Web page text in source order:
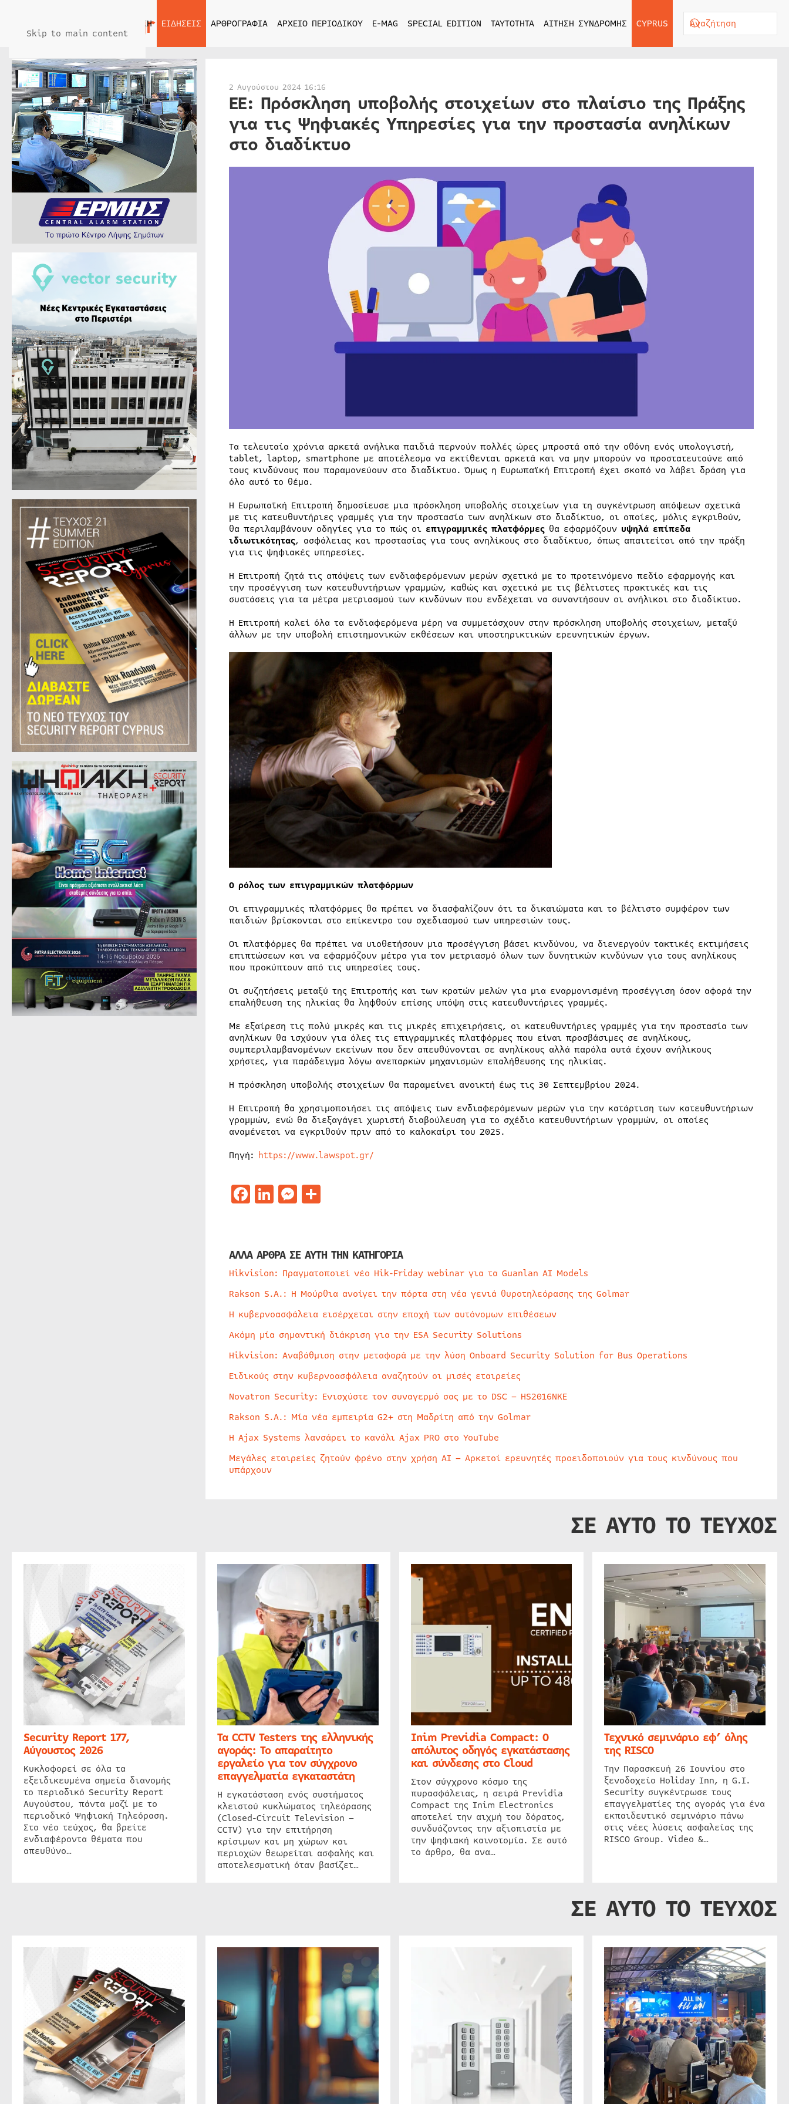
Skip to main content
ΑΡΧΙΚΗ ΕΙΔΗΣΕΙΣ ΑΡΘΡΟΓΡΑΦΙΑ ΑΡΧΕΙΟ ΠΕΡΙΟΔΙΚΟΥ E-MAG SPECIAL EDITION ΤΑΥΤΟΤΗΤΑ ΑΙΤΗΣΗ ΣΥΝΔΡΟΜΗΣ CYPRUS
2 Αυγούστου 2024 16:16
ΕΕ: Πρόσκληση υποβολής στοιχείων στο πλαίσιο της Πράξης
για τις Ψηφιακές Υπηρεσίες για την προστασία ανηλίκων
στο διαδίκτυο
Τα τελευταία χρόνια αρκετά ανήλικα παιδιά περνούν πολλές ώρες μπροστά από την οθόνη ενός υπολογιστή,
tablet, laptop, smartphone με αποτέλεσμα να εκτίθενται αρκετά και να μην μπορούν να προστατευτούνε από
τους κινδύνους που παραμονεύουν στο διαδίκτυο. Όμως η Ευρωπαϊκή Επιτροπή έχει σκοπό να λάβει δράση για
όλο αυτό το θέμα.
Η Ευρωπαϊκή Επιτροπή δημοσίευσε μια πρόσκληση υποβολής στοιχείων για τη συγκέντρωση απόψεων σχετικά
με τις κατευθυντήριες γραμμές για την προστασία των ανηλίκων στο διαδίκτυο, οι οποίες, μόλις εγκριθούν,
θα περιλαμβάνουν οδηγίες για το πώς οι επιγραμμικές πλατφόρμες θα εφαρμόζουν υψηλά επίπεδα
ιδιωτικότητας, ασφάλειας και προστασίας για τους ανηλίκους στο διαδίκτυο, όπως απαιτείται από την πράξη
για τις ψηφιακές υπηρεσίες.
Η Επιτροπή ζητά τις απόψεις των ενδιαφερόμενων μερών σχετικά με το προτεινόμενο πεδίο εφαρμογής και
την προσέγγιση των κατευθυντήριων γραμμών, καθώς και σχετικά με τις βέλτιστες πρακτικές και τις
συστάσεις για τα μέτρα μετριασμού των κινδύνων που ενδέχεται να συναντήσουν οι ανήλικοι στο διαδίκτυο.
Η Επιτροπή καλεί όλα τα ενδιαφερόμενα μέρη να συμμετάσχουν στην πρόσκληση υποβολής στοιχείων, μεταξύ
άλλων με την υποβολή επιστημονικών εκθέσεων και υποστηρικτικών ερευνητικών έργων.
Ο ρόλος των επιγραμμικών πλατφόρμων
Οι επιγραμμικές πλατφόρμες θα πρέπει να διασφαλίζουν ότι τα δικαιώματα και το βέλτιστο συμφέρον των
παιδιών βρίσκονται στο επίκεντρο του σχεδιασμού των υπηρεσιών τους.
Οι πλατφόρμες θα πρέπει να υιοθετήσουν μια προσέγγιση βάσει κινδύνου, να διενεργούν τακτικές εκτιμήσεις
επιπτώσεων και να εφαρμόζουν μέτρα για τον μετριασμό όλων των δυνητικών κινδύνων για τους ανηλίκους
που προκύπτουν από τις υπηρεσίες τους.
Οι συζητήσεις μεταξύ της Επιτροπής και των κρατών μελών για μια εναρμονισμένη προσέγγιση όσον αφορά την
επαλήθευση της ηλικίας θα ληφθούν επίσης υπόψη στις κατευθυντήριες γραμμές.
Με εξαίρεση τις πολύ μικρές και τις μικρές επιχειρήσεις, οι κατευθυντήριες γραμμές για την προστασία των
ανηλίκων θα ισχύουν για όλες τις επιγραμμικές πλατφόρμες που είναι προσβάσιμες σε ανηλίκους,
συμπεριλαμβανομένων εκείνων που δεν απευθύνονται σε ανηλίκους αλλά παρόλα αυτά έχουν ανήλικους
χρήστες, για παράδειγμα λόγω ανεπαρκών μηχανισμών επαλήθευσης της ηλικίας.
Η πρόσκληση υποβολής στοιχείων θα παραμείνει ανοικτή έως τις 30 Σεπτεμβρίου 2024.
Η Επιτροπή θα χρησιμοποιήσει τις απόψεις των ενδιαφερόμενων μερών για την κατάρτιση των κατευθυντήριων
γραμμών, ενώ θα διεξαγάγει χωριστή διαβούλευση για το σχέδιο κατευθυντήριων γραμμών, οι οποίες
αναμένεται να εγκριθούν πριν από το καλοκαίρι του 2025.
Πηγή: https://www.lawspot.gr/
Facebook
LinkedIn
Messenger
Μοιραστείτε
ΑΛΛΑ ΑΡΘΡΑ ΣΕ ΑΥΤΗ ΤΗΝ ΚΑΤΗΓΟΡΙΑ
Hikvision: Πραγματοποιεί νέο Hik-Friday webinar για τα Guanlan AI Models
Rakson S.A.: Η Μούρθια ανοίγει την πόρτα στη νέα γενιά θυροτηλεόρασης της Golmar
Η κυβερνοασφάλεια εισέρχεται στην εποχή των αυτόνομων επιθέσεων
Ακόμη μία σημαντική διάκριση για την ESA Security Solutions
Hikvision: Αναβάθμιση στην μεταφορά με την λύση Onboard Security Solution for Bus Operations
Ειδικούς στην κυβερνοασφάλεια αναζητούν οι μισές εταιρείες
Novatron Security: Ενισχύστε τον συναγερμό σας με το DSC – HS2016NKE
Rakson S.A.: Μία νέα εμπειρία G2+ στη Μαδρίτη από την Golmar
Η Ajax Systems λανσάρει το κανάλι Ajax PRO στο YouTube
Μεγάλες εταιρείες ζητούν φρένο στην χρήση AI – Αρκετοί ερευνητές προειδοποιούν για τους κινδύνους που
υπάρχουν
ΣΕ ΑΥΤΟ ΤΟ ΤΕΥΧΟΣ
Security Report 177,
Αύγουστος 2026
Κυκλοφορεί σε όλα τα
εξειδικευμένα σημεία διανομής
το περιοδικό Security Report
Αυγούστου, πάντα μαζί με το
περιοδικό Ψηφιακή Τηλεόραση.
Στο νέο τεύχος, θα βρείτε
ενδιαφέροντα θέματα που
απευθύνο…
Τα CCTV Testers της ελληνικής
αγοράς: Το απαραίτητο
εργαλείο για τον σύγχρονο
επαγγελματία εγκαταστάτη
Η εγκατάσταση ενός συστήματος
κλειστού κυκλώματος τηλεόρασης
(Closed-Circuit Television –
CCTV) για την επιτήρηση
κρίσιμων και μη χώρων και
περιοχών θεωρείται ασφαλής και
αποτελεσματική όταν βασίζετ…
Inim Previdia Compact: Ο
απόλυτος οδηγός εγκατάστασης
και σύνδεσης στο Cloud
Στον σύγχρονο κόσμο της
πυρασφάλειας, η σειρά Previdia
Compact της Inim Electronics
αποτελεί την αιχμή του δόρατος,
συνδυάζοντας την αξιοπιστία με
την ψηφιακή καινοτομία. Σε αυτό
το άρθρο, θα ανα…
Τεχνικό σεμινάριο εφ’ όλης
της RISCO
Την Παρασκευή 26 Ιουνίου στο
ξενοδοχείο Holiday Inn, η G.I.
Security συγκέντρωσε τους
επαγγελματίες της αγοράς για ένα
εκπαιδευτικό σεμινάριο πάνω
στις νέες λύσεις ασφαλείας της
RISCO Group. Video &…
ΣΕ ΑΥΤΟ ΤΟ ΤΕΥΧΟΣ